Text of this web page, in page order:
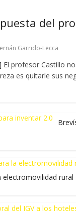
del
Garrido-Lecca
profesor Castillo
es quitarle sus
rural